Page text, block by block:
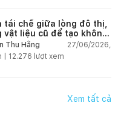
tái chế giữa lòng đô thị,
vật liệu cũ để tạo không
linh hoạt
Thu Hằng
27/06/2026,
| 12.276 lượt xem
Xem tất cả